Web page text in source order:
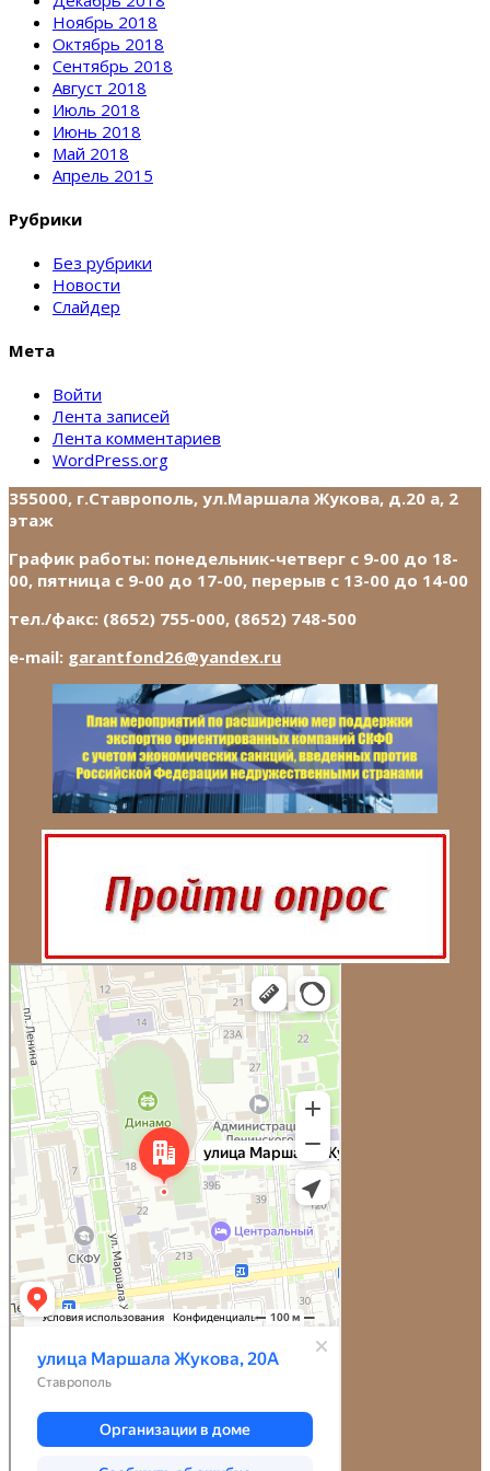
Ноябрь 2018
Октябрь 2018
Сентябрь 2018
Август 2018
Июль 2018
Июнь 2018
Май 2018
Апрель 2015
Рубрики
Без рубрики
Новости
Слайдер
Мета
Войти
Лента записей
Лента комментариев
WordPress.org
355000, г.Ставрополь, ул.Маршала Жукова, д.20 а, 2
этаж
График работы: понедельник-четверг с 9-00 до 18-
00, пятница с 9-00 до 17-00, перерыв с 13-00 до 14-00
тел./факс: (8652) 755-000, (8652) 748-500
e-mail: garantfond26@yandex.ru